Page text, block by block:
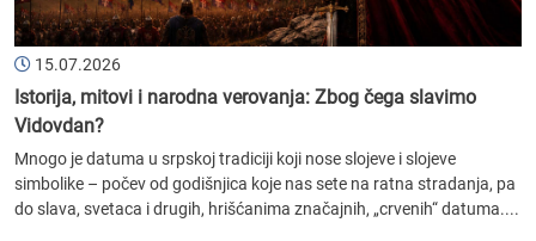
15.07.2026
Istorija, mitovi i narodna verovanja: Zbog čega slavimo
Vidovdan?
Mnogo je datuma u srpskoj tradiciji koji nose slojeve i slojeve
simbolike – počev od godišnjica koje nas sete na ratna stradanja, pa
do slava, svetaca i drugih, hrišćanima značajnih, „crvenih“ datuma....